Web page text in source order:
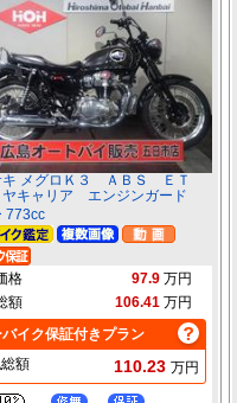
キ メグロＫ３ ＡＢＳ ＥＴ
キャリア エンジンガード
773cc
格 97.9 万円
額
106.41 万円
バイク保証付きプラン
額
110.23 万円